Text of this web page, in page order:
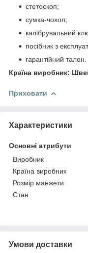
стетоскоп;
сумка-чохол;
калібрувальний
посібник з
гарантійний талон.
Країна виробник:
Приховати
Характеристики
Основні атрибути
Виробник
Країна виробник
Розмір манжети
Стан
Умови доставки